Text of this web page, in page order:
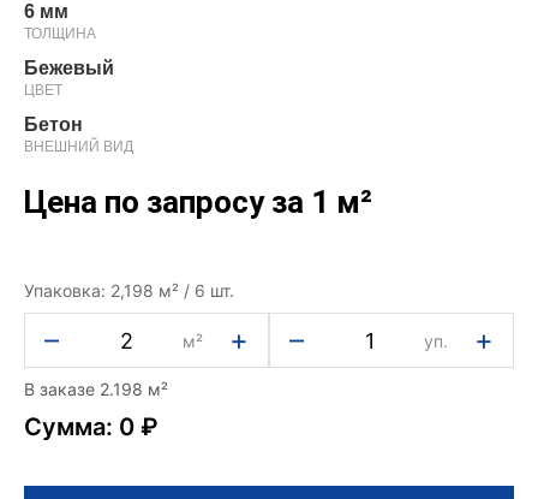
6 мм
ТОЛЩИНА
Бежевый
ЦВЕТ
Бетон
ВНЕШНИЙ ВИД
Цена по запросу за 1 м²
Упаковка: 2,198 м² / 6 шт.
– м² + – уп. +
В заказе 2.198 м²
Сумма: 0 ₽